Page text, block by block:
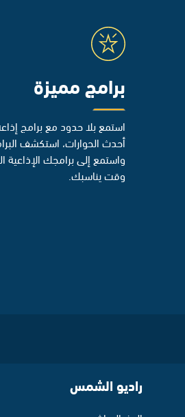
برامج مميزة
استمع بلا حدود مع برامج
أحدث الحوارات، استكشف
واستمع إلى برامجك
وقت يناسبك.
راديو الشمس